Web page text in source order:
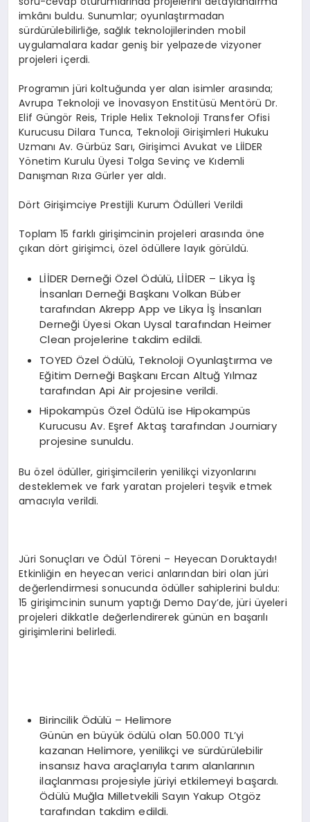
imkânı buldu. Sunumlar; oyunlaştırmadan
sürdürülebilirliğe, sağlık teknolojilerinden mobil
uygulamalara kadar geniş bir yelpazede vizyoner
projeleri içerdi.
Programın jüri koltuğunda yer alan isimler arasında;
Avrupa Teknoloji ve İnovasyon Enstitüsü Mentörü Dr.
Elif Güngör Reis, Triple Helix Teknoloji Transfer Ofisi
Kurucusu Dilara Tunca, Teknoloji Girişimleri Hukuku
Uzmanı Av. Gürbüz Sarı, Girişimci Avukat ve LİİDER
Yönetim Kurulu Üyesi Tolga Sevinç ve Kıdemli
Danışman Rıza Gürler yer aldı.
Dört Girişimciye Prestijli Kurum Ödülleri Verildi
Toplam 15 farklı girişimcinin projeleri arasında öne
çıkan dört girişimci, özel ödüllere layık görüldü.
LİİDER Derneği Özel Ödülü, LİİDER – Likya İş
İnsanları Derneği Başkanı Volkan Büber
tarafından Akrepp App ve Likya İş İnsanları
Derneği Üyesi Okan Uysal tarafından Heimer
Clean projelerine takdim edildi.
TOYED Özel Ödülü, Teknoloji Oyunlaştırma ve
Eğitim Derneği Başkanı Ercan Altuğ Yılmaz
tarafından Api Air projesine verildi.
Hipokampüs Özel Ödülü ise Hipokampüs
Kurucusu Av. Eşref Aktaş tarafından Journiary
projesine sunuldu.
Bu özel ödüller, girişimcilerin yenilikçi vizyonlarını
desteklemek ve fark yaratan projeleri teşvik etmek
amacıyla verildi.
Jüri Sonuçları ve Ödül Töreni – Heyecan Doruktaydı!
Etkinliğin en heyecan verici anlarından biri olan jüri
değerlendirmesi sonucunda ödüller sahiplerini buldu:
15 girişimcinin sunum yaptığı Demo Day’de, jüri üyeleri
projeleri dikkatle değerlendirerek günün en başarılı
girişimlerini belirledi.
Birincilik Ödülü – Helimore
Günün en büyük ödülü olan 50.000 TL’yi
kazanan Helimore, yenilikçi ve sürdürülebilir
insansız hava araçlarıyla tarım alanlarının
ilaçlanması projesiyle jüriyi etkilemeyi başardı.
Ödülü Muğla Milletvekili Sayın Yakup Otgöz
tarafından takdim edildi.